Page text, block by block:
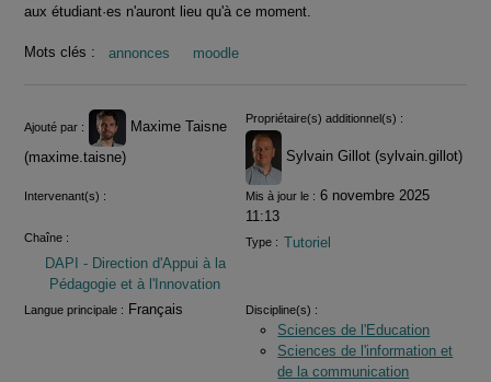
aux étudiant·es n'auront lieu qu'à ce moment.
Mots clés : annonces moodle
Informations
Ajouté par :
Maxime Taisne
(maxime.taisne)
Propriétaire(s) additionnel(s) :
Sylvain Gillot (sylvain.gillot)
Intervenant(s) : Mis à jour le : 6 novembre 2025
11:13
Chaîne :
DAPI - Direction d'Appui à la
Pédagogie et à l'Innovation
Type : Tutoriel
Langue principale : Français Discipline(s) :
Sciences de l'Education
Sciences de l'information et
de la communication